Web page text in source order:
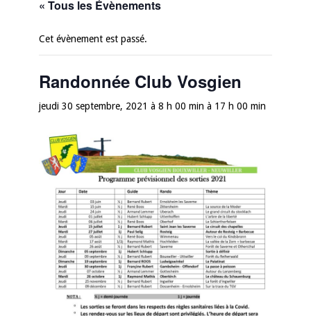
« Tous les Évènements
Cet évènement est passé.
Randonnée Club Vosgien
jeudi 30 septembre, 2021 à 8 h 00 min à 17 h 00 min